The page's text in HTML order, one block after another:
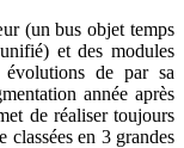
(un bus objet temps
et des modules
de par sa
année après
de réaliser toujours
classées en 3 grandes